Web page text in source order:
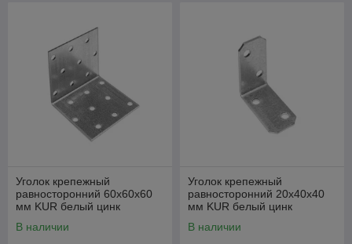
Уголок крепежный
равносторонний 60х60х60
мм KUR белый цинк
В наличии
Уголок крепежный
равносторонний 20х40х40
мм KUR белый цинк
В наличии